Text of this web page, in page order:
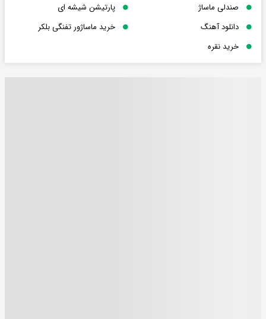
صندلی ماساژ
پارتیشن شیشه ای
دانلود آهنگ
خرید ماساژور تفنگی بلکر
خرید نقره